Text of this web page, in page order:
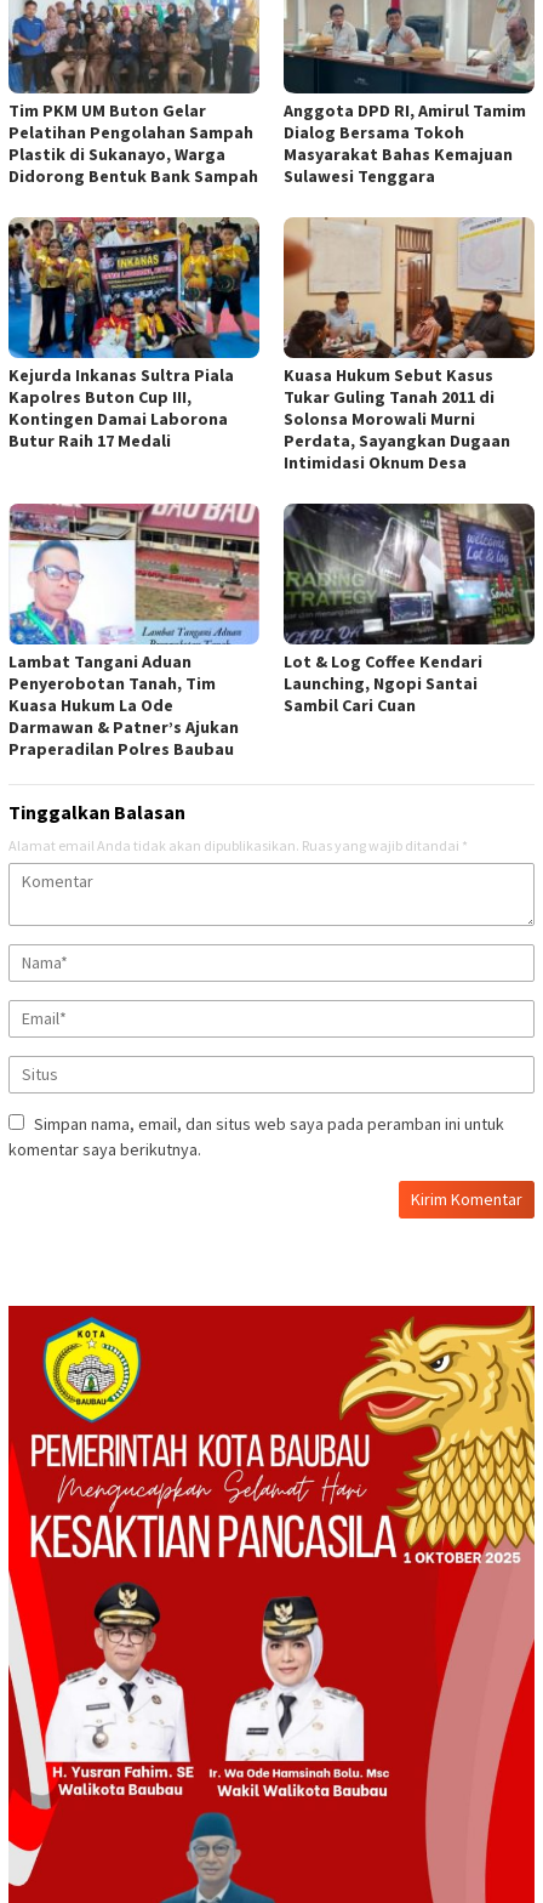
Tim PKM UM Buton Gelar
Pelatihan Pengolahan Sampah
Plastik di Sukanayo, Warga
Didorong Bentuk Bank Sampah
Anggota DPD RI, Amirul Tamim
Dialog Bersama Tokoh
Masyarakat Bahas Kemajuan
Sulawesi Tenggara
Kejurda Inkanas Sultra Piala
Kapolres Buton Cup III,
Kontingen Damai Laborona
Butur Raih 17 Medali
Kuasa Hukum Sebut Kasus
Tukar Guling Tanah 2011 di
Solonsa Morowali Murni
Perdata, Sayangkan Dugaan
Intimidasi Oknum Desa
Lambat Tangani Aduan
Penyerobotan Tanah, Tim
Kuasa Hukum La Ode
Darmawan & Patner’s Ajukan
Praperadilan Polres Baubau
Lot & Log Coffee Kendari
Launching, Ngopi Santai
Sambil Cari Cuan
Tinggalkan Balasan
Alamat email Anda tidak akan dipublikasikan. Ruas yang wajib ditandai *
Simpan nama, email, dan situs web saya pada peramban ini untuk
komentar saya berikutnya.